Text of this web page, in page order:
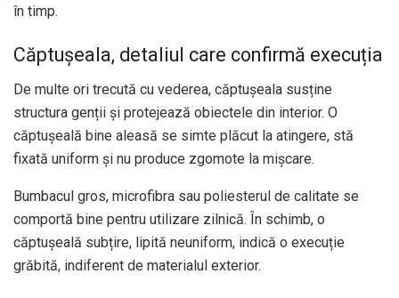
în timp.
Căptușeala, detaliul care confirmă execuția
De multe ori trecută cu vederea, căptușeala susține
structura genții și protejează obiectele din interior. O
căptușeală bine aleasă se simte plăcut la atingere, stă
fixată uniform și nu produce zgomote la mișcare.
Bumbacul gros, microfibra sau poliesterul de calitate se
comportă bine pentru utilizare zilnică. În schimb, o
căptușeală subțire, lipită neuniform, indică o execuție
grăbită, indiferent de materialul exterior.